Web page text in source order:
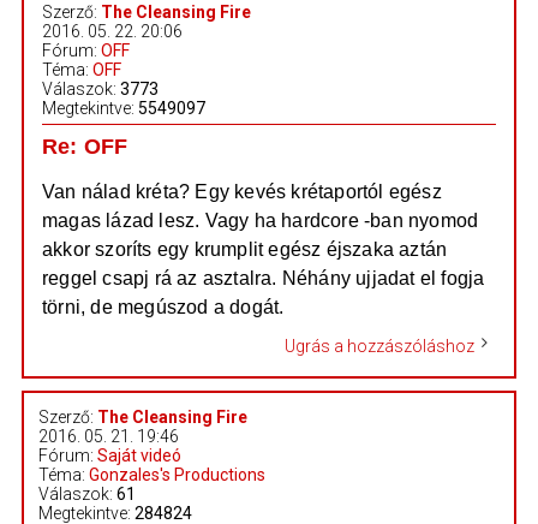
Szerző: The Cleansing Fire
2016. 05. 22. 20:06
Fórum: OFF
Téma: OFF
Válaszok: 3773
Megtekintve: 5549097
Re: OFF
Van nálad kréta? Egy kevés krétaportól egész
magas lázad lesz. Vagy ha hardcore -ban nyomod
akkor szoríts egy krumplit egész éjszaka aztán
reggel csapj rá az asztalra. Néhány ujjadat el fogja
törni, de megúszod a dogát.
Ugrás a hozzászóláshoz
Szerző: The Cleansing Fire
2016. 05. 21. 19:46
Fórum: Saját videó
Téma: Gonzales's Productions
Válaszok: 61
Megtekintve: 284824